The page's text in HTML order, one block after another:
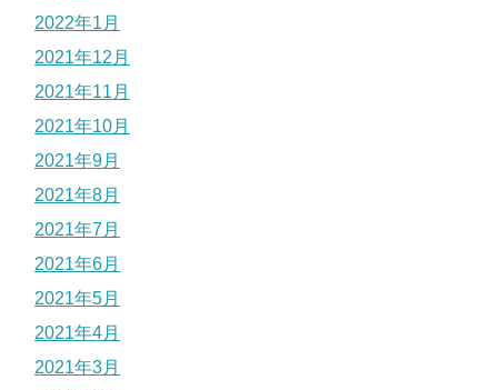
2022年1月
2021年12月
2021年11月
2021年10月
2021年9月
2021年8月
2021年7月
2021年6月
2021年5月
2021年4月
2021年3月